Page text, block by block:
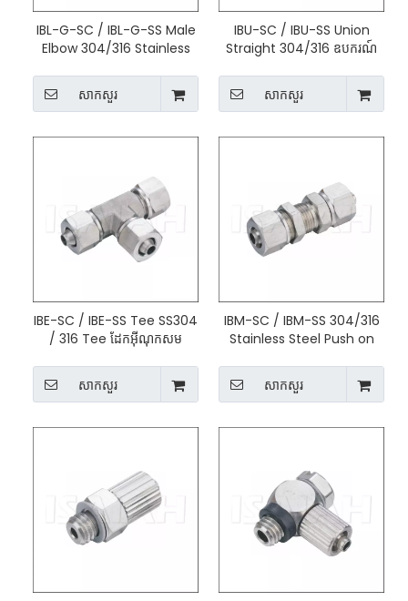
IBL-G-SC / IBL-G-SS Male
Elbow 304/316 Stainless
សាកសួរ
IBU-SC / IBU-SS Union
Straight 304/316 ឧបករណ៍
សាកសួរ
IBE-SC / IBE-SS Tee SS304
/ 316 Tee ដែកអ៊ីណុកសម
សាកសួរ
IBM-SC / IBM-SS 304/316
Stainless Steel Push on
សាកសួរ